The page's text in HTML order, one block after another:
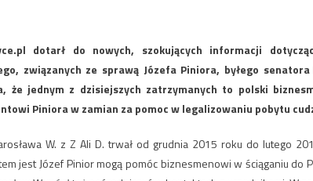
dotarł do nowych, szokujących informacji
związanych ze sprawą Józefa Piniora, byłego
że jednym z dzisiejszych zatrzymanych to polski
Piniora w zamian za pomoc w legalizowaniu pobytu
W. z Z Ali D. trwał od grudnia 2015 roku do lutego
jest Józef Pinior mogą pomóc biznesmenowi w ściąganiu